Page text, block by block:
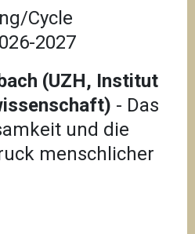
Cycle
2027
(UZH, Institut
- Das
und die
menschlicher